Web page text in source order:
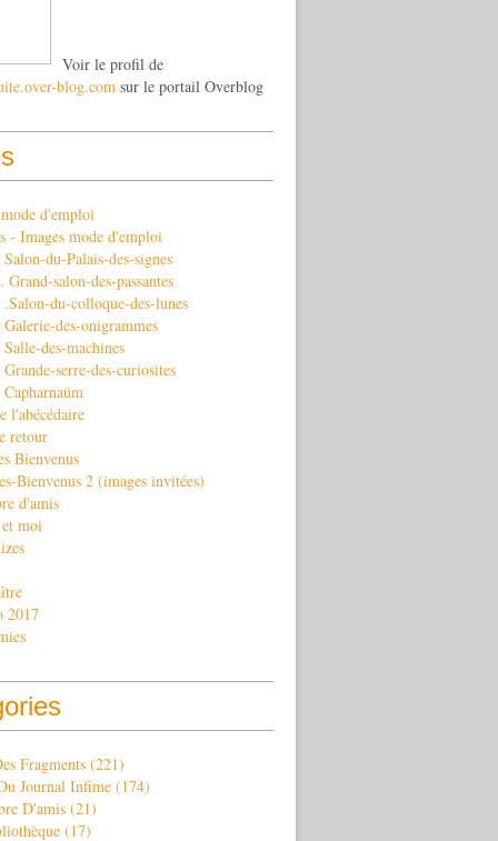
Voir le profil de
blog.com sur le portail Overblog
d'emploi
- Images mode d'emploi
du-Palais-des-signes
salon-des-passantes
du-colloque-des-lunes
des-onigrammes
des-machines
serre-des-curiosites
l'abécédaire
retour
Bienvenus
Bienvenus 2 (images invitées)
d'amis
moi
2017
Fragments (221)
Journal Infime (174)
D'amis (21)
(17)